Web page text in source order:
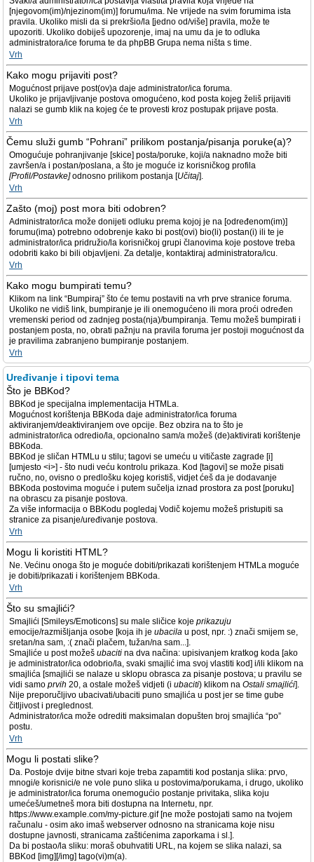
[njegovom(im)/njezinom(im)] forumu/ima. Ne vrijede na svim forumima ista
pravila. Ukoliko misli da si prekršio/la [jedno od/više] pravila, može te
upozoriti. Ukoliko dobiješ upozorenje, imaj na umu da je to odluka
administratora/ice foruma te da phpBB Grupa nema ništa s time.
Vrh
Kako mogu prijaviti post?
Mogućnost prijave post(ov)a daje administrator/ica foruma.
Ukoliko je prijavljivanje postova omogućeno, kod posta kojeg želiš prijaviti
nalazi se gumb klik na kojeg će te provesti kroz postupak prijave posta.
Vrh
Čemu služi gumb “Pohrani” prilikom postanja/pisanja poruke(a)?
Omogućuje pohranjivanje [skice] posta/poruke, koji/a naknadno može biti
završen/a i postan/poslana, a što je moguće iz korisničkog profila
[Profil/Postavke]odnosno prilikom postanja [Učitaj].
Vrh
Zašto (moj) post mora biti odobren?
Administrator/ica može donijeti odluku prema kojoj je na [određenom(im)]
forumu(ima) potrebno odobrenje kako bi post(ovi) bio(li) postan(i) ili te je
administrator/ica pridružio/la korisničkoj grupi članovima koje postove treba
odobriti kako bi bili objavljeni. Za detalje, kontaktiraj administratora/icu.
Vrh
Kako mogu bumpirati temu?
Klikom na link “Bumpiraj” što će temu postaviti na vrh prve stranice foruma.
Ukoliko ne vidiš link, bumpiranje je ili onemogućeno ili mora proći određen
vremenski period od zadnjeg posta(nja)/bumpiranja. Temu možeš bumpirati i
postanjem posta, no, obrati pažnju na pravila foruma jer postoji mogućnost da
je pravilima zabranjeno bumpiranje postanjem.
Vrh
Uređivanje i tipovi tema
Što je BBKod?
BBKod je specijalna implementacija HTMLa.
Mogućnost korištenja BBKoda daje administrator/ica foruma
aktiviranjem/deaktiviranjem ove opcije. Bez obzira na to što je
administrator/ica odredio/la, opcionalno sam/a možeš (de)aktivirati korištenje
BBKoda.
BBKod je sličan HTMLu u stilu; tagovi se umeću u vitičaste zagrade [i]
[umjesto <i>] - što nudi veću kontrolu prikaza. Kod [tagovi] se može pisati
ručno, no, ovisno o predlošku kojeg koristiš, vidjet ćeš da je dodavanje
BBKoda postovima moguće i putem sučelja iznad prostora za post [poruku]
na obrascu za pisanje postova.
Za više informacija o BBKodu pogledaj Vodič kojemu možeš pristupiti sa
stranice za pisanje/uređivanje postova.
Vrh
Mogu li koristiti HTML?
Ne. Većinu onoga što je moguće dobiti/prikazati korištenjem HTMLa moguće
je dobiti/prikazati i korištenjem BBKoda.
Vrh
Što su smajlići?
Smajlići [Smileys/Emoticons] su male sličice koje prikazuju
emocije/razmišljanja osobe [koja ih je ubacila u post, npr. :) znači smijem se,
sretan/na sam, :( znači plačem, tužan/na sam...].
Smajliće u post možeš ubaciti na dva načina: upisivanjem kratkog koda [ako
je administrator/ica odobrio/la, svaki smajlić ima svoj vlastiti kod] i/ili klikom na
smajlića [smajlići se nalaze u sklopu obrasca za pisanje postova; u pravilu se
vidi samo prvih 20, a ostale možeš vidjeti (i ubaciti) klikom na Ostali smajlići].
Nije preporučljivo ubacivati/ubaciti puno smajlića u post jer se time gube
čitljivost i preglednost.
Administrator/ica može odrediti maksimalan dopušten broj smajlića “po”
postu.
Vrh
Mogu li postati slike?
Da. Postoje dvije bitne stvari koje treba zapamtiti kod postanja slika: prvo,
mnogi/e korisnici/e ne vole puno slika u postovima/porukama, i drugo, ukoliko
je administrator/ica foruma onemogućio postanje privitaka, slika koju
umećeš/umetneš mora biti dostupna na Internetu, npr.
https://www.example.com/my-picture.gif [ne može postojati samo na tvojem
računalu - osim ako imaš webserver odnosno na stranicama koje nisu
dostupne javnosti, stranicama zaštićenima zaporkama i sl.].
Da bi postao/la sliku: moraš obuhvatiti URL, na kojem se slika nalazi, sa
BBKod [img][/img] tago(vi)m(a).